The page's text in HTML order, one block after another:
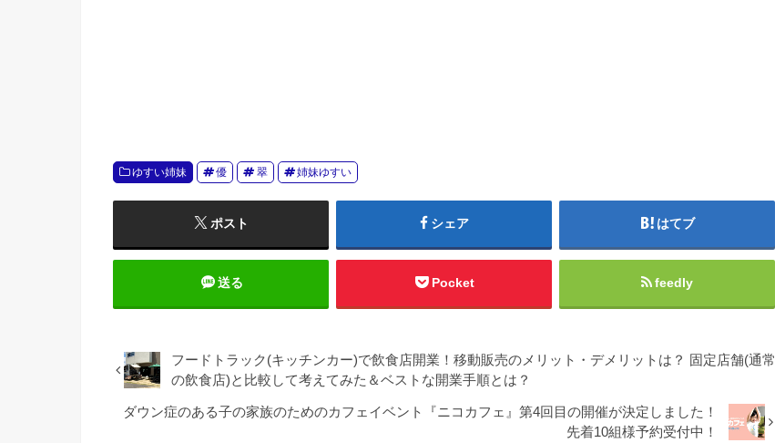
ゆすい姉妹 優 翠 姉妹ゆすい
ポスト シェア はてブ
送る Pocket feedly
フードトラック(キッチンカー)で飲食店開業！移動販売のメリット・デメリットは？ 固定店舗(通常
の飲食店)と比較して考えてみた＆ベストな開業手順とは？
ダウン症のある子の家族のためのカフェイベント『ニコカフェ』第4回目の開催が決定しました！
先着10組様予約受付中！